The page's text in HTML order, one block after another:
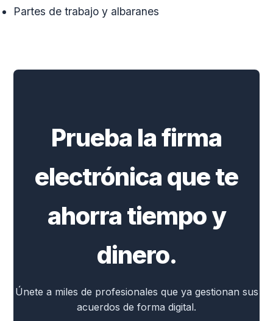
Partes de trabajo y albaranes
Prueba la firma
electrónica que te
ahorra tiempo y
dinero.
Únete a miles de profesionales que ya gestionan sus
acuerdos de forma digital.